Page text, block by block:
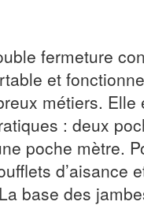
fermeture
et
métiers. Elle
: deux
poche mètre.
d’aisance
base des